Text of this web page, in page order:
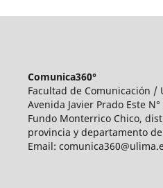
Comunica360°
Facultad de Comunicación /
Avenida Javier Prado Este
Fundo Monterrico Chico,
provincia y departamento
Email: